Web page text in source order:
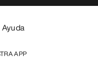
Ayuda
APP